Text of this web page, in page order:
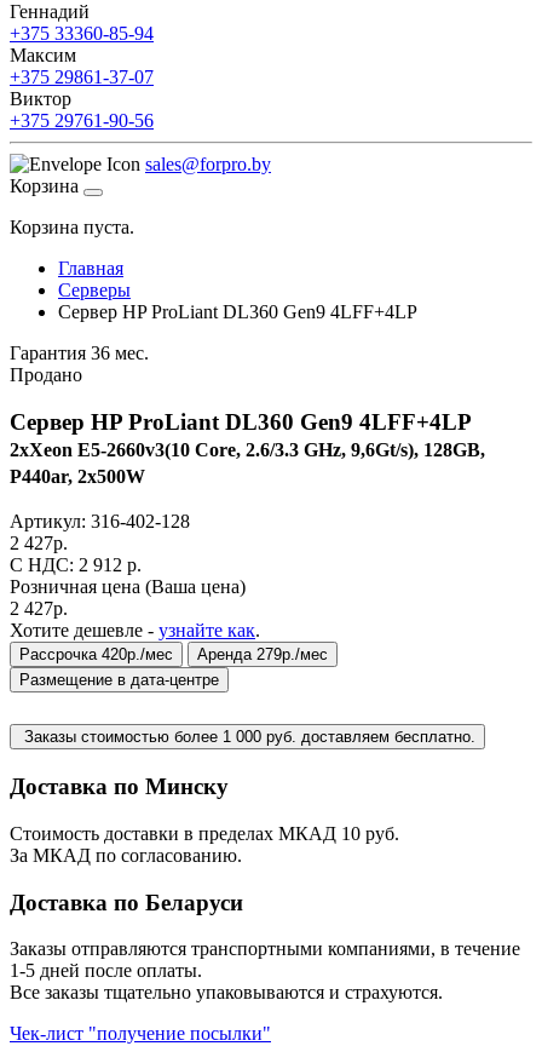
Геннадий
+375 33360-85-94
Максим
+375 29861-37-07
Виктор
+375 29761-90-56
sales@forpro.by
Корзина
Корзина пуста.
Главная
Серверы
Сервер HP ProLiant DL360 Gen9 4LFF+4LP
Гарантия 36 мес.
Продано
Сервер HP ProLiant DL360 Gen9 4LFF+4LP
2xXeon E5-2660v3(10 Core, 2.6/3.3 GHz, 9,6Gt/s), 128GB,
P440ar, 2x500W
Артикул: 316-402-128
2 427р.
C НДС: 2 912 р.
Розничная цена (Ваша цена)
2 427р.
Хотите дешевле - узнайте как.
Рассрочка 420р./мес
Аренда 279р./мес
Размещение в дата-центре
Заказы стоимостью более 1 000 руб. доставляем бесплатно.
Доставка по Минску
Стоимость доставки в пределах МКАД 10 руб.
За МКАД по согласованию.
Доставка по Беларуси
Заказы отправляются транспортными компаниями, в течение
1-5 дней после оплаты.
Все заказы тщательно упаковываются и страхуются.
Чек-лист "получение посылки"